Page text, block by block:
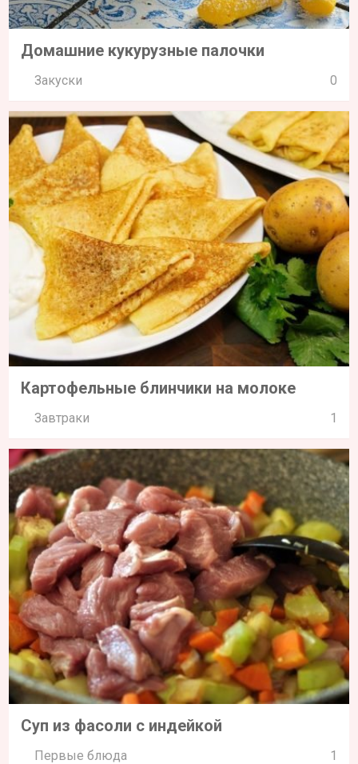
Домашние кукурузные палочки
Закуски 0
Картофельные блинчики на молоке
Завтраки 1
Суп из фасоли с индейкой
Первые блюда 1